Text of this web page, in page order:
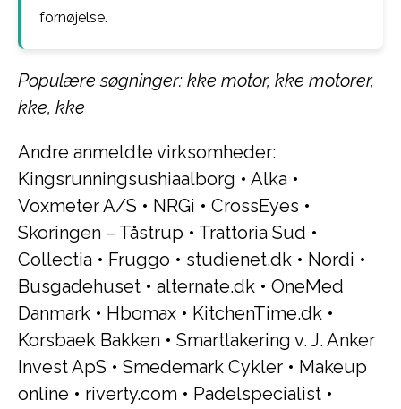
fornøjelse.
Populære søgninger: kke motor, kke motorer,
kke, kke
Andre anmeldte virksomheder:
Kingsrunningsushiaalborg • Alka •
Voxmeter A/S • NRGi • CrossEyes •
Skoringen – Tåstrup • Trattoria Sud •
Collectia • Fruggo • studienet.dk • Nordi •
Busgadehuset • alternate.dk • OneMed
Danmark • Hbomax • KitchenTime.dk •
Korsbaek Bakken • Smartlakering v. J. Anker
Invest ApS • Smedemark Cykler • Makeup
online • riverty.com • Padelspecialist •